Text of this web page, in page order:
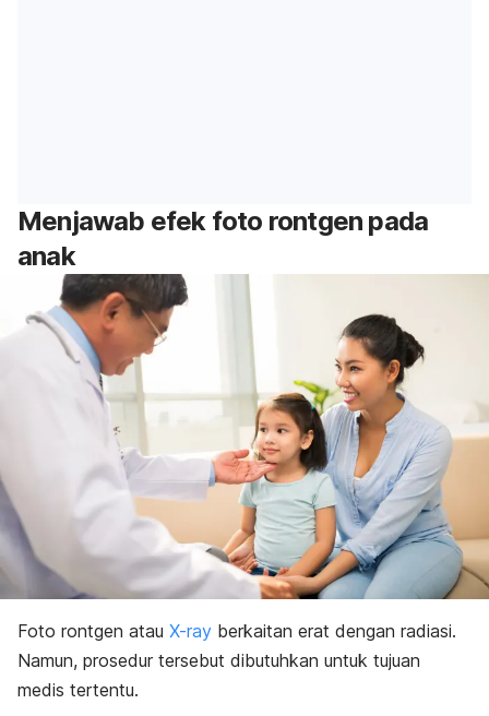
Menjawab efek foto rontgen pada
anak
Foto rontgen atau X-ray berkaitan erat dengan radiasi.
Namun, prosedur tersebut dibutuhkan untuk tujuan
medis tertentu.